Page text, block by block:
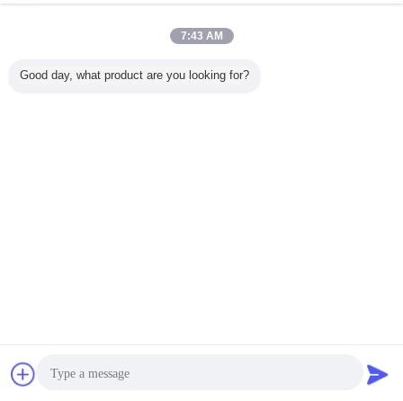
การพูดคุย
7:43 AM
Good day, what product are you looking for?